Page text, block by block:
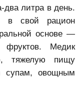
два литра в день.
в свой рацион
основе —
Медик
тяжелую пищу
супам, овощным